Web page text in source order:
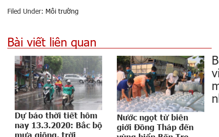
Filed Under: Môi trường
Bài viết liên quan
Dự báo thời tiết hôm
nay 13.3.2020: Bắc bộ
mưa giông, trời
Nước ngọt từ biên
giới Đồng Tháp đến